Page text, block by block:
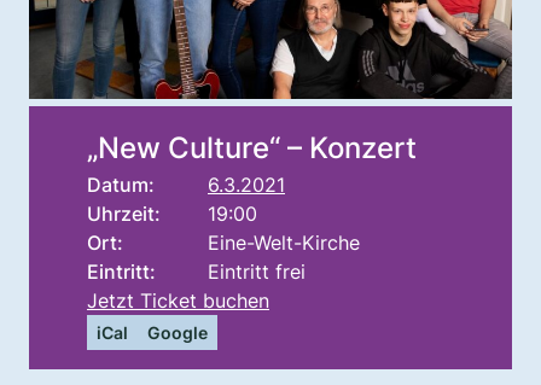
„New Culture“ – Konzert
Datum:
6.3.2021
Uhrzeit:
19:00
Ort:
Eine-Welt-Kirche
Eintritt:
Eintritt frei
Jetzt Ticket buchen
iCal Google